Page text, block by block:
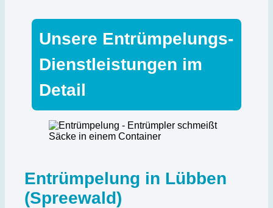
Unsere Entrümpelungs-
Dienstleistungen im
Detail
Entrümpelung in Lübben
(Spreewald)